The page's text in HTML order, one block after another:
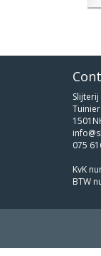
Slijterij
075
KvK
BTW